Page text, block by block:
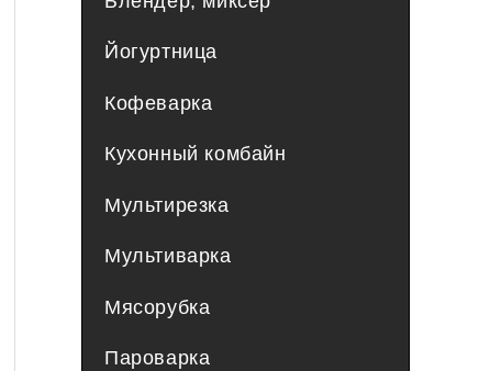
Йогуртница
Кофеварка
Кухонный комбайн
Мультирезка
Мультиварка
Мясорубка
Пароварка